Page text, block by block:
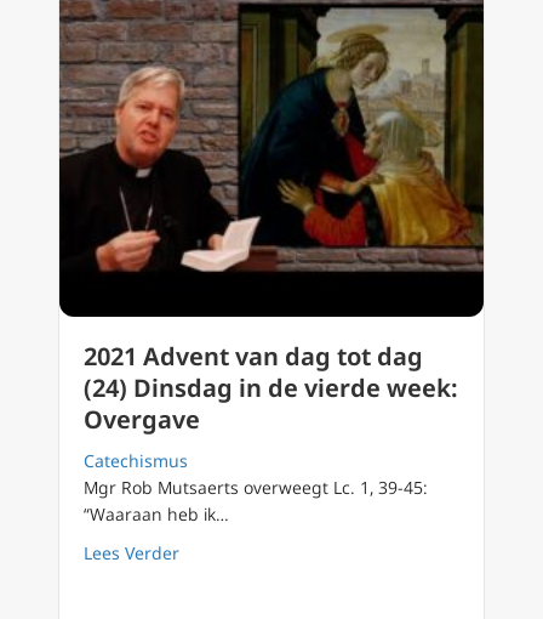
2021 Advent van dag tot dag
(24) Dinsdag in de vierde week:
Overgave
Catechismus
Mgr Rob Mutsaerts overweegt Lc. 1, 39-45:
“Waaraan heb ik…
Lees Verderabout 2021 Advent van dag tot dag (24)